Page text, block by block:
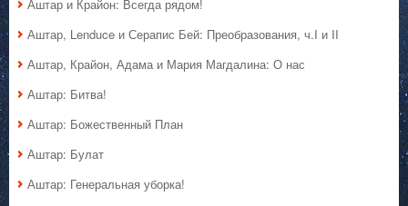
Аштар и Крайон: Всегда рядом!
Аштар, Lenduce и Серапис Бей: Преобразования, ч.I и II
Аштар, Крайон, Адама и Мария Магдалина: О нас
Аштар: Битва!
Аштар: Божественный План
Аштар: Булат
Аштар: Генеральная уборка!